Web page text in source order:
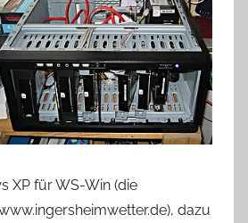
XP für WS-Win (die
dazu